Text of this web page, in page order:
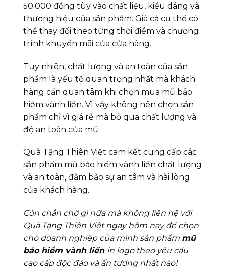
50.000 đồng tùy vào chất liệu, kiểu dáng và
thương hiệu của sản phẩm. Giá cả cụ thể có
thể thay đổi theo từng thời điểm và chương
trình khuyến mãi của cửa hàng.
Tuy nhiên, chất lượng và an toàn của sản
phẩm là yếu tố quan trọng nhất mà khách
hàng cần quan tâm khi chọn mua mũ bảo
hiểm vành liền. Vì vậy không nên chọn sản
phẩm chỉ vì giá rẻ mà bỏ qua chất lượng và
độ an toàn của mũ.
Quà Tặng Thiên Việt cam kết cung cấp các
sản phẩm mũ bảo hiểm vành liền chất lượng
và an toàn, đảm bảo sự an tâm và hài lòng
của khách hàng.
Còn chần chờ gì nữa mà không liên hệ với
Quà Tặng Thiên Việt ngay hôm nay để chọn
cho doanh nghiệp của mình sản phẩm mũ
bảo hiểm vành liền in logo theo yêu cầu
cao cấp độc đáo và ấn tượng nhất nào!